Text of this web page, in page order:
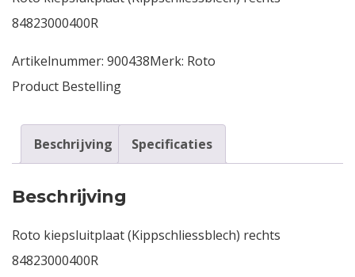
84823000400R
Artikelnummer: 900438Merk: Roto
Product Bestelling
Beschrijving Specificaties
Beschrijving
Roto kiepsluitplaat (Kippschliessblech) rechts
84823000400R